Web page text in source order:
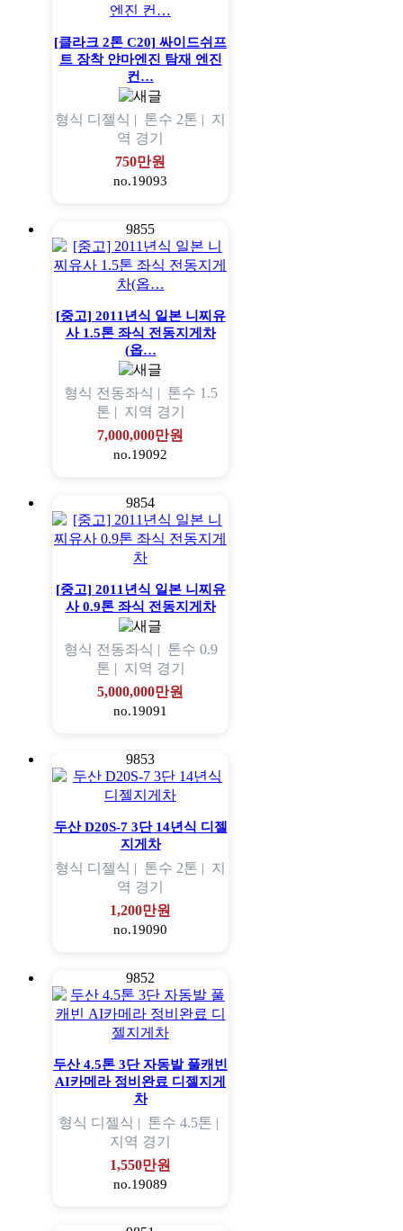
[클라크 2톤 C20] 싸이드쉬프
트 장착 얀마엔진 탐재 엔진
컨…
형식 디젤식 | 톤수 2톤 | 지
역 경기
750만원
no.19093
9855
[중고] 2011년식 일본 니찌유
사 1.5톤 좌식 전동지게차
(옵…
형식 전동좌식 | 톤수 1.5
톤 | 지역 경기
7,000,000만원
no.19092
9854
[중고] 2011년식 일본 니찌유
사 0.9톤 좌식 전동지게차
형식 전동좌식 | 톤수 0.9
톤 | 지역 경기
5,000,000만원
no.19091
9853
두산 D20S-7 3단 14년식 디젤
지게차
형식 디젤식 | 톤수 2톤 | 지
역 경기
1,200만원
no.19090
9852
두산 4.5톤 3단 자동발 풀캐빈
AI카메라 정비완료 디젤지게
차
형식 디젤식 | 톤수 4.5톤 |
지역 경기
1,550만원
no.19089